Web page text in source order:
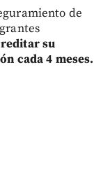
de
su
cada 4 meses.